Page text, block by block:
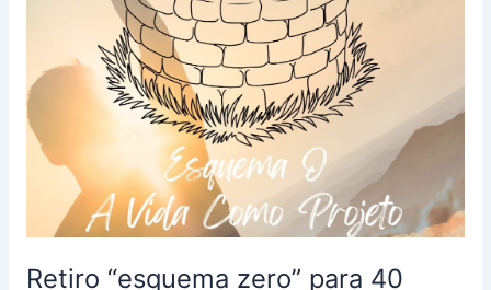
Retiro “esquema zero” para 40
em
São
Jorge